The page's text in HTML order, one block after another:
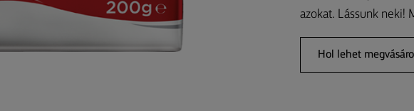
azokat. Lássunk neki!
Hol lehet